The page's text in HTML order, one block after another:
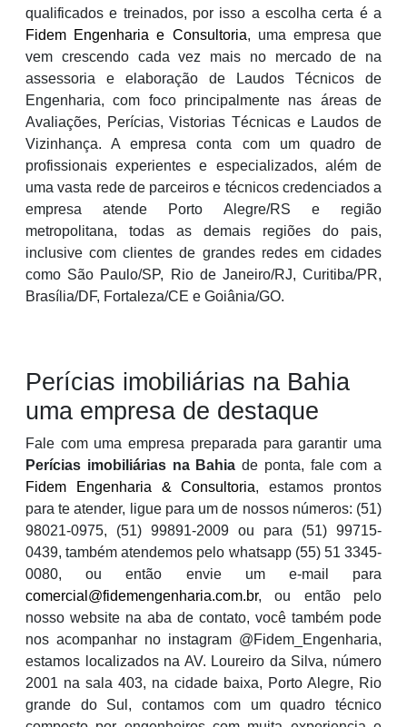
qualificados e treinados, por isso a escolha certa é a
Fidem Engenharia e Consultoria, uma empresa que
vem crescendo cada vez mais no mercado de na
assessoria e elaboração de Laudos Técnicos de
Engenharia, com foco principalmente nas áreas de
Avaliações, Perícias, Vistorias Técnicas e Laudos de
Vizinhança. A empresa conta com um quadro de
profissionais experientes e especializados, além de
uma vasta rede de parceiros e técnicos credenciados a
empresa atende Porto Alegre/RS e região
metropolitana, todas as demais regiões do pais,
inclusive com clientes de grandes redes em cidades
como São Paulo/SP, Rio de Janeiro/RJ, Curitiba/PR,
Brasília/DF, Fortaleza/CE e Goiânia/GO.
Perícias imobiliárias na Bahia
uma empresa de destaque
Fale com uma empresa preparada para garantir uma
Perícias imobiliárias na Bahia de ponta, fale com a
Fidem Engenharia & Consultoria, estamos prontos
para te atender, ligue para um de nossos números: (51)
98021-0975, (51) 99891-2009 ou para (51) 99715-
0439, também atendemos pelo whatsapp (55) 51 3345-
0080, ou então envie um e-mail para
comercial@fidemengenharia.com.br, ou então pelo
nosso website na aba de contato, você também pode
nos acompanhar no instagram @Fidem_Engenharia,
estamos localizados na AV. Loureiro da Silva, número
2001 na sala 403, na cidade baixa, Porto Alegre, Rio
grande do Sul, contamos com um quadro técnico